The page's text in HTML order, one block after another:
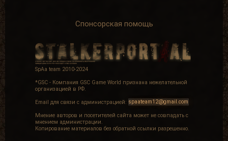
Спонсорская помощь
SpAa team 2010-2024
*GSC - Компания GSC Game World признана нежелательной
организацией в РФ.
Email для связи с администрацией: spaateam12@gmail.com
Мнение авторов и посетителей сайта может не совпадать с
мнением администрации.
Копирование материалов без обратной ссылки разрешенно.